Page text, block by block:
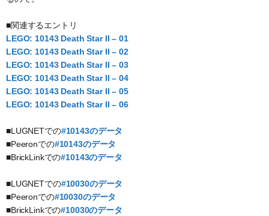
■関連するエントリ
LEGO: 10143 Death Star II – 01
LEGO: 10143 Death Star II – 02
LEGO: 10143 Death Star II – 03
LEGO: 10143 Death Star II – 04
LEGO: 10143 Death Star II – 05
LEGO: 10143 Death Star II – 06
■LUGNETでの#10143のデータ
■Peeronでの#10143のデータ
■BrickLinkでの#10143のデータ
■LUGNETでの#10030のデータ
■Peeronでの#10030のデータ
■BrickLinkでの#10030のデータ